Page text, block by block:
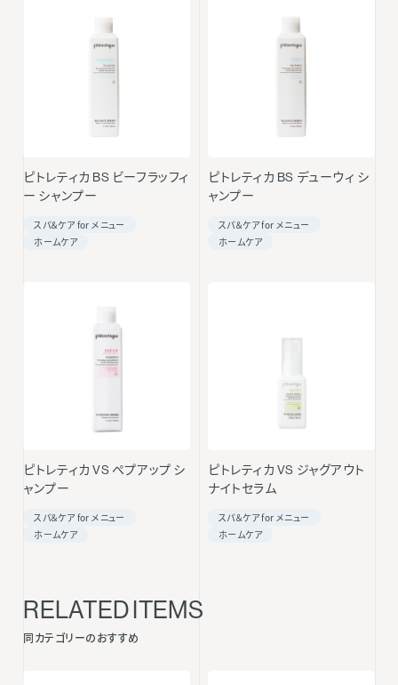
ピトレティカ BS ビーフラッフィ
ー シャンプー
スパ＆ケア for メニュー
ホームケア
ピトレティカ BS デューウィ シ
ャンプー
スパ＆ケア for メニュー
ホームケア
ピトレティカ VS ペプアップ シ
ャンプー
スパ＆ケア for メニュー
ホームケア
ピトレティカ VS ジャグアウト
ナイトセラム
スパ＆ケア for メニュー
ホームケア
RELATED ITEMS
同カテゴリーのおすすめ